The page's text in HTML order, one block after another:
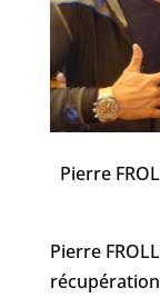
Pierre
Pierre